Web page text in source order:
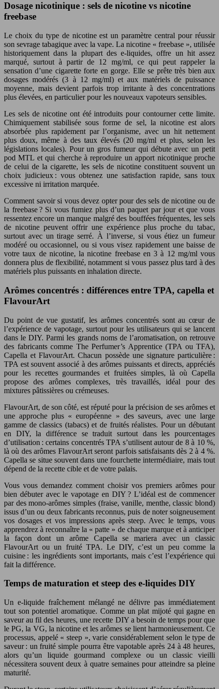
Dosage nicotinique : sels de nicotine vs nicotine
freebase
Le choix du type de nicotine est un paramètre central pour réussir
son sevrage tabagique avec la vape. La nicotine « freebase », utilisée
historiquement dans la plupart des e-liquides, offre un hit assez
marqué, surtout à partir de 12 mg/ml, ce qui peut rappeler la
sensation d’une cigarette forte en gorge. Elle se prête très bien aux
dosages modérés (3 à 12 mg/ml) et aux matériels de puissance
moyenne, mais devient parfois trop irritante à des concentrations
plus élevées, en particulier pour les nouveaux vapoteurs sensibles.
Les sels de nicotine ont été introduits pour contourner cette limite.
Chimiquement stabilisée sous forme de sel, la nicotine est alors
absorbée plus rapidement par l’organisme, avec un hit nettement
plus doux, même à des taux élevés (20 mg/ml et plus, selon les
législations locales). Pour un gros fumeur qui débute avec un petit
pod MTL et qui cherche à reproduire un apport nicotinique proche
de celui de la cigarette, les sels de nicotine constituent souvent un
choix judicieux : vous obtenez une satisfaction rapide, sans toux
excessive ni irritation marquée.
Comment savoir si vous devez opter pour des sels de nicotine ou de
la freebase ? Si vous fumiez plus d’un paquet par jour et que vous
ressentez encore un manque malgré des bouffées fréquentes, les sels
de nicotine peuvent offrir une expérience plus proche du tabac,
surtout avec un tirage serré. À l’inverse, si vous étiez un fumeur
modéré ou occasionnel, ou si vous visez rapidement une baisse de
votre taux de nicotine, la nicotine freebase en 3 à 12 mg/ml vous
donnera plus de flexibilité, notamment si vous passez plus tard à des
matériels plus puissants en inhalation directe.
Arômes concentrés : différences entre TPA, capella et
FlavourArt
Du point de vue gustatif, les arômes concentrés sont au cœur de
l’expérience de vapotage, surtout pour les utilisateurs qui se lancent
dans le DIY. Parmi les grands noms de l’aromatisation, on retrouve
des fabricants comme The Perfumer’s Apprentice (TPA ou TFA),
Capella et FlavourArt. Chacun possède une signature particulière :
TPA est souvent associé à des arômes puissants et directs, appréciés
pour les recettes gourmandes et fruitées simples, là où Capella
propose des arômes complexes, très travaillés, idéal pour des
mixtures pâtissières ou crémeuses.
FlavourArt, de son côté, est réputé pour la précision de ses arômes et
une approche plus « européenne » des saveurs, avec une large
gamme de classics (tabacs) et de fruités réalistes. Pour un débutant
en DIY, la différence se traduit surtout dans les pourcentages
d’utilisation : certains concentrés TPA s’utilisent autour de 8 à 10 %,
là où des arômes FlavourArt seront parfois satisfaisants dès 2 à 4 %.
Capella se situe souvent dans une fourchette intermédiaire, mais tout
dépend de la recette cible et de votre palais.
Vous vous demandez comment choisir vos premiers arômes pour
bien débuter avec le vapotage en DIY ? L’idéal est de commencer
par des mono-arômes simples (fraise, vanille, menthe, classic blond)
issus d’un ou deux fabricants reconnus, puis de noter soigneusement
vos dosages et vos impressions après steep. Avec le temps, vous
apprendrez à reconnaître la « patte » de chaque marque et à anticiper
la façon dont un arôme Capella se mariera avec un classic
FlavourArt ou un fruité TPA. Le DIY, c’est un peu comme la
cuisine : les ingrédients sont importants, mais c’est l’expérience qui
fait la différence.
Temps de maturation et steep des e-liquides DIY
Un e-liquide fraîchement mélangé ne délivre pas immédiatement
tout son potentiel aromatique. Comme un plat mijoté qui gagne en
saveur au fil des heures, une recette DIY a besoin de temps pour que
le PG, la VG, la nicotine et les arômes se lient harmonieusement. Ce
processus, appelé « steep », varie considérablement selon le type de
saveur : un fruité simple pourra être vapotable après 24 à 48 heures,
alors qu’un liquide gourmand complexe ou un classic vieilli
nécessitera souvent deux à quatre semaines pour atteindre sa pleine
maturité.